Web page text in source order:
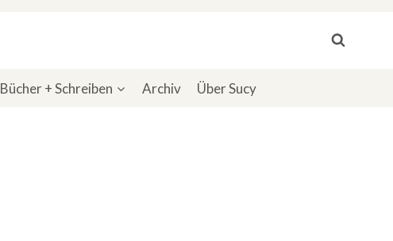
Bücher + Schreiben Archiv Über Sucy